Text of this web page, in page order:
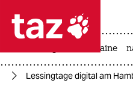
 taz
taz zahl
krieg in der ukraine
Lessingtage digital am